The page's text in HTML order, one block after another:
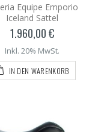
Equipe Emporio
Iceland Sattel
1.960,00 €
Inkl. 20% MwSt.
IN DEN WARENKORB